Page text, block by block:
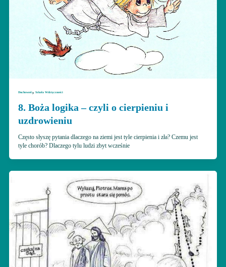
Duchowość,Szkoła Wdzięczności
8. Boża logika – czyli o cierpieniu i
uzdrowieniu
Często słyszę pytania dlaczego na ziemi jest tyle cierpienia i zła? Czemu jest
tyle chorób? Dlaczego tylu ludzi zbyt wcześnie